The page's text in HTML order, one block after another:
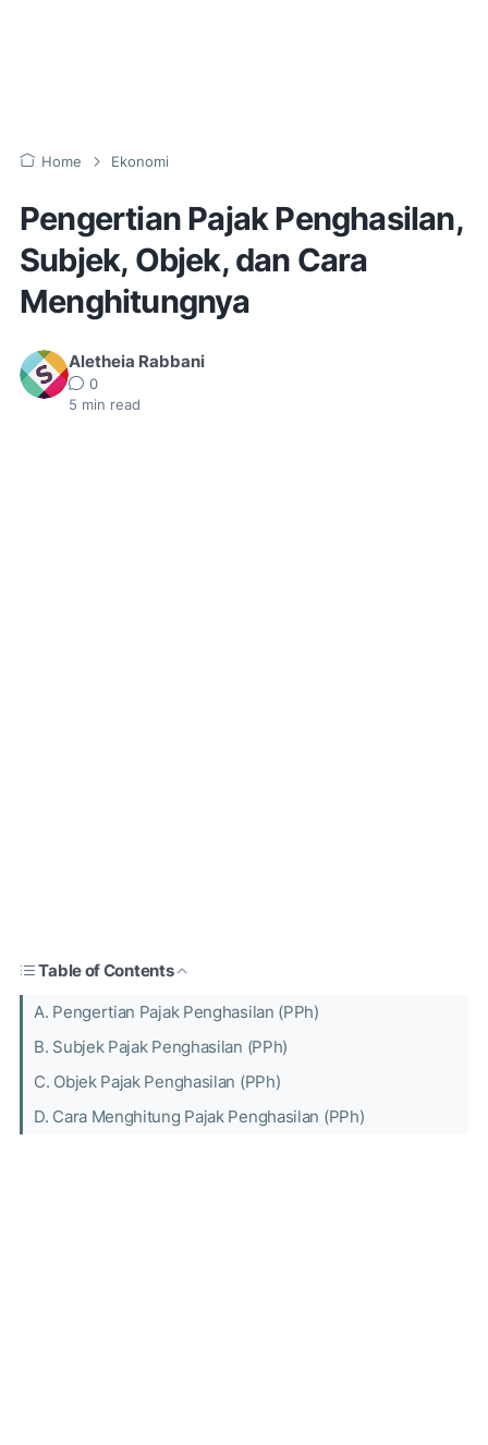
Home Ekonomi
Pengertian Pajak Penghasilan,
Subjek, Objek, dan Cara
Menghitungnya
Aletheia Rabbani
0
5 min read
Table of Contents
A. Pengertian Pajak Penghasilan (PPh)
B. Subjek Pajak Penghasilan (PPh)
C. Objek Pajak Penghasilan (PPh)
D. Cara Menghitung Pajak Penghasilan (PPh)